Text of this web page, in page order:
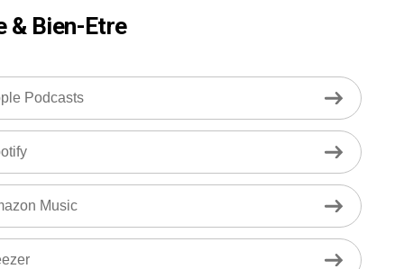
& Bien-Etre
Podcasts
Music